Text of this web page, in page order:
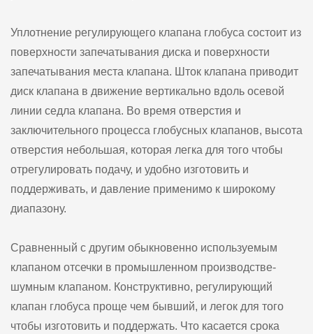
Уплотнение регулирующего клапана глобуса состоит из
поверхности запечатывания диска и поверхности
запечатывания места клапана. Шток клапана приводит
диск клапана в движение вертикально вдоль осевой
линии седла клапана. Во время отверстия и
заключительного процесса глобусных клапанов, высота
отверстия небольшая, которая легка для того чтобы
отрегулировать подачу, и удобно изготовить и
поддерживать, и давление применимо к широкому
диапазону.
Сравненный с другим обыкновенно используемым
клапаном отсечки в промышленном производстве-
шумным клапаном. Конструктивно, регулирующий
клапан глобуса проще чем бывший, и легок для того
чтобы изготовить и поддержать. Что касается срока